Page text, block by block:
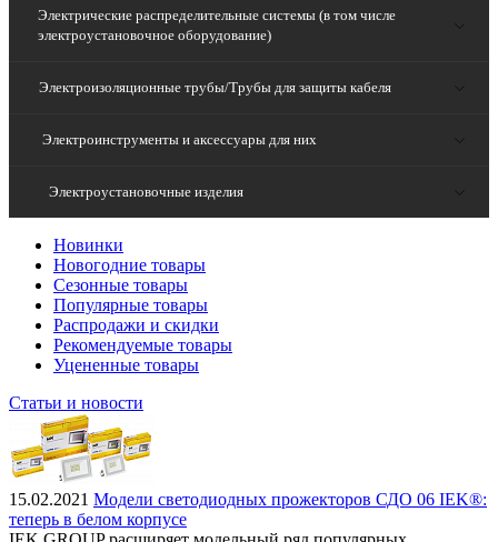
Электрические распределительные системы (в том числе
электроустановочное оборудование)
Электроизоляционные трубы/Трубы для защиты кабеля
Электроинструменты и аксессуары для них
Электроустановочные изделия
Новинки
Новогодние товары
Сезонные товары
Популярные товары
Распродажи и скидки
Рекомендуемые товары
Уцененные товары
Статьи и новости
15.02.2021 Модели светодиодных прожекторов СДО 06 IEK®:
теперь в белом корпусе